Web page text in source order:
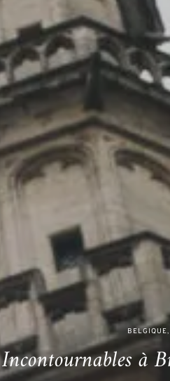
BELGIQUE
Incontournables à